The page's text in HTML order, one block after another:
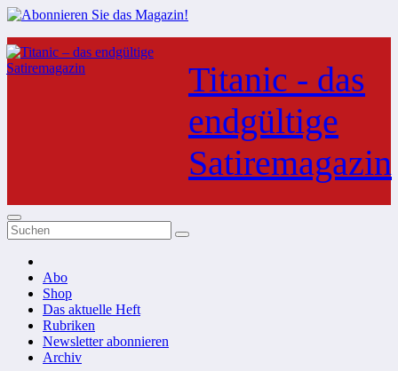
Zum
Inhalt
springen
Titanic - das
endgültige
Satiremagazin
Abo
Shop
Das aktuelle Heft
Rubriken
Newsletter abonnieren
Archiv